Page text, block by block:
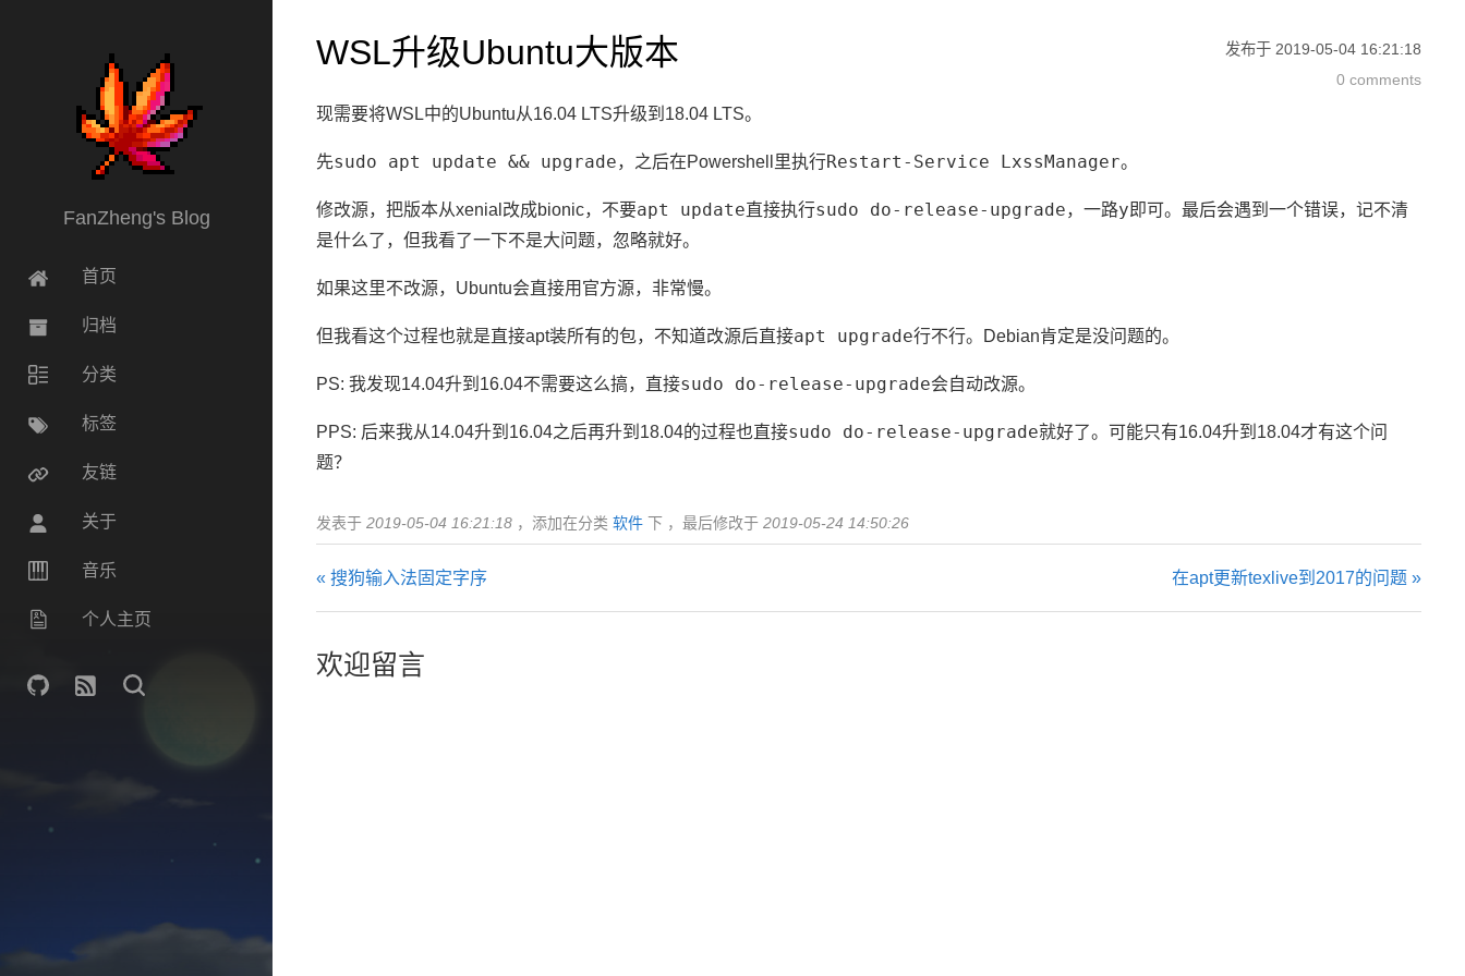
FanZheng's Blog
首页
归档
分类
标签
友链
关于
音乐
个人主页
发布于 2019-05-04 16:21:18
0 comments
WSL升级Ubuntu大版本
现需要将WSL中的Ubuntu从16.04 LTS升级到18.04 LTS。
先sudo apt update && upgrade，之后在Powershell里执行Restart-Service LxssManager。
修改源，把版本从xenial改成bionic，不要apt update直接执行sudo do-release-upgrade，一路y 即可。最后会遇到一个错误，记不清
是什么了，但我看了一下不是大问题，忽略就好。
如果这里不改源，Ubuntu会直接用官方源，非常慢。
但我看这个过程也就是直接apt装所有的包，不知道改源后直接apt upgrade行不行。Debian肯定是没问题的。
PS: 我发现14.04升到16.04不需要这么搞，直接sudo do-release-upgrade会自动改源。
PPS: 后来我从14.04升到16.04之后再升到18.04的过程也直接sudo do-release-upgrade就好了。可能只有16.04升到18.04才有这个问
题？
发表于 2019-05-04 16:21:18 ，添加在分类 软件 下 ，最后修改于 2019-05-24 14:50:26
« 搜狗输入法固定字序 在apt更新texlive到2017的问题 »
欢迎留言